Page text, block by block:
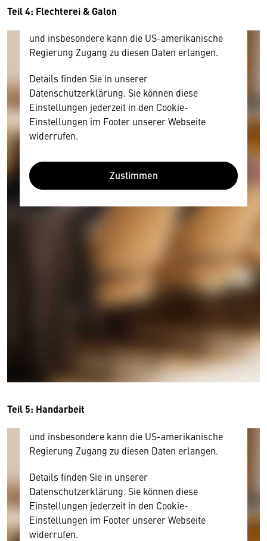
Teil 4: Flechterei & Galon
Diese Daten unterliegen keinem dem EU-
und insbesondere kann die US-amerikanische
Regierung Zugang zu diesen Daten erlangen.
Details finden Sie in unserer
Datenschutzerklärung. Sie können diese
Einstellungen jederzeit in den Cookie-
Einstellungen im Footer unserer Webseite
widerrufen.
Zustimmen
Teil 5: Handarbeit
Wir benötigen Ihre Zustimmung
Inhalt anzeigen. Dafür benötigen wir allerdings
Ihre Zustimmung, da Ihr Browser
personenbezogene technische Daten zu Geräten
und Nutzerverhalten mitunter mit US-
Diese Daten unterliegen keinem dem EU-
und insbesondere kann die US-amerikanische
Regierung Zugang zu diesen Daten erlangen.
Details finden Sie in unserer
Datenschutzerklärung. Sie können diese
Einstellungen jederzeit in den Cookie-
Einstellungen im Footer unserer Webseite
widerrufen.